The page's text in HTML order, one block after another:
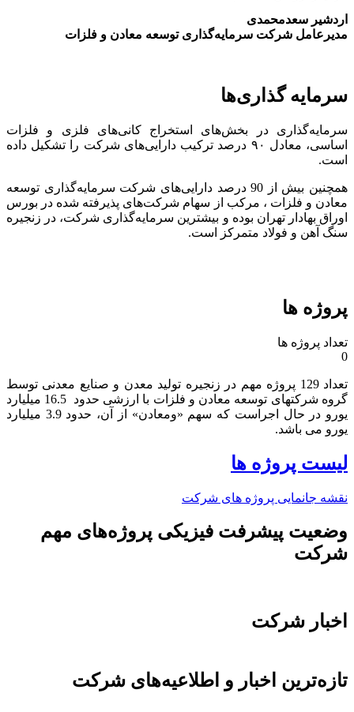
اردشیر سعدمحمدی
مدیرعامل شرکت سرمایه‌گذاری توسعه معادن و فلزات
سرمایه گذاری‌ها
سرمایه‌گذاری در بخش‌های استخراج کانی‌های فلزی و فلزات
اساسی، معادل ۹۰ درصد ترکیب دارایی‌های شرکت را تشکیل داده
است.
همچنین بیش از 90 درصد دارایی‌های شرکت سرمایه‌گذاری توسعه
معادن و فلزات ، مرکب از سهام شرکت‌های پذیرفته شده در بورس
اوراق بهادار تهران بوده و بیشترین سرمایه‌گذاری شرکت، در زنجیره
سنگ آهن و فولاد متمرکز است.
پروژه ها
تعداد پروژه ها
0
تعداد 129 پروژه مهم در زنجیره تولید معدن و صنایع معدنی توسط
گروه شرکتهای توسعه معادن و فلزات با ارزشی حدود 16.5 میلیارد
یورو در حال اجراست که سهم «ومعادن» از آن، حدود 3.9 میلیارد
یورو می باشد.​
لیست پروژه ها
نقشه جانمایی پروژه های شرکت
وضعیت پیشرفت فیزیکی پروژه‌های مهم
شرکت
اخبار شرکت
تازه‌ترین اخبار و اطلاعیه‌های شرکت